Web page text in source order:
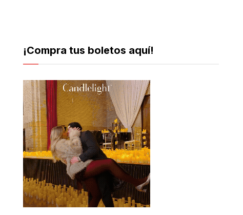
¡Compra tus boletos aquí!